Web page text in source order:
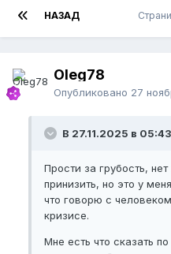
НАЗАД
Oleg78
Опубликовано 27
В 27.11.2025 в
Прости за грубость,
принизить, но это у
что говорю с
кризисе.
Мне есть что сказать